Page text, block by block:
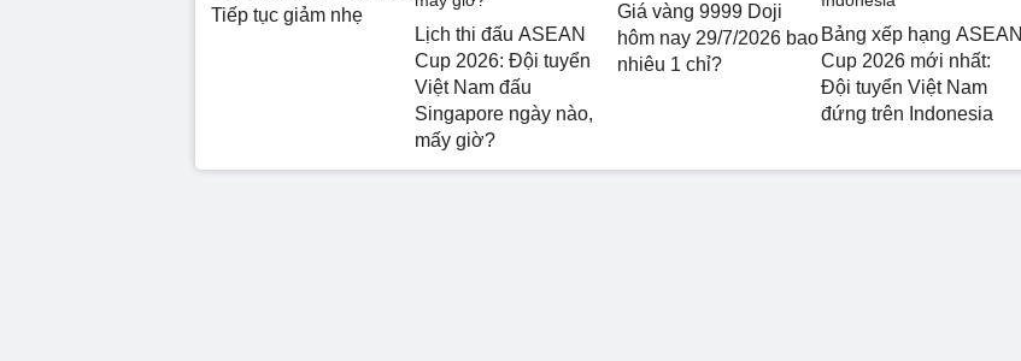
Tiếp tục giảm nhẹ
Lịch thi đấu ASEAN
Cup 2026: Đội tuyển
Việt Nam đấu
Singapore ngày nào,
mấy giờ?
Giá vàng 9999 Doji
hôm nay 29/7/2026 bao
nhiêu 1 chỉ?
Bảng xếp hạng ASEAN
Cup 2026 mới nhất:
Đội tuyển Việt Nam
đứng trên Indonesia